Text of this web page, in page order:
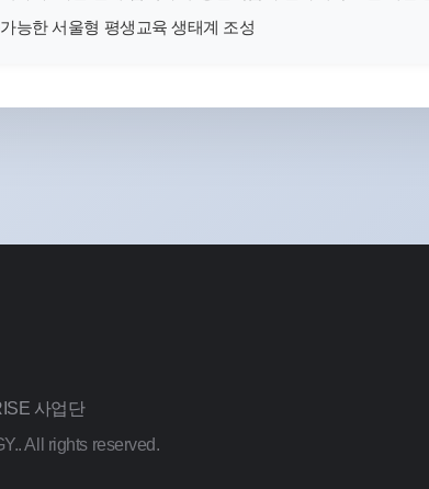
능한 서울형 평생교육 생태계 조성
사업단
All rights reserved.